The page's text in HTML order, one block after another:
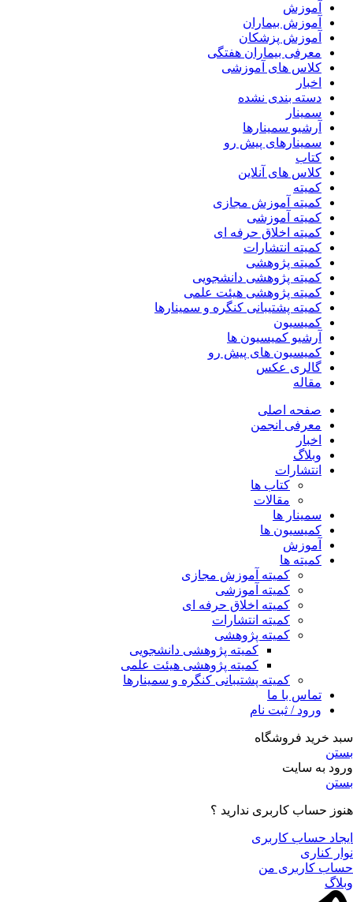
آموزش
آموزش بیماران
آموزش پزشکان
معرفی بیماران هفتگی
کلاس های آموزشی
اخبار
دسته بندی نشده
سمینار
آرشیو سمینارها
سمینارهای پیش رو
کتاب
کلاس های آنلاین
کمیته
کمیته آموزش مجازی
کمیته آموزشی
کمیته اخلاق حرفه ای
کمیته انتشارات
کمیته پژوهشی
کمیته پژوهشی دانشجویی
کمیته پژوهشی هیئت علمی
کمیته پشتیبانی کنگره و سمینارها
کمیسیون
آرشیو کمیسیون ها
کمیسیون های پیش رو
گالری عکس
مقاله
صفحه اصلی
معرفی انجمن
اخبار
وبلاگ
انتشارات
کتاب ها
مقالات
سمینار ها
کمیسیون ها
آموزش
کمیته ها
کمیته آموزش مجازی
کمیته آموزشی
کمیته اخلاق حرفه ای
کمیته انتشارات
کمیته پژوهشی
کمیته پژوهشی دانشجویی
کمیته پژوهشی هیئت علمی
کمیته پشتیبانی کنگره و سمینارها
تماس با ما
ورود / ثبت نام
سبد خرید فروشگاه
بستن
ورود به سایت
بستن
هنوز حساب کاربری ندارید ؟
ایجاد حساب کاربری
نوار کناری
حساب کاربری من
وبلاگ